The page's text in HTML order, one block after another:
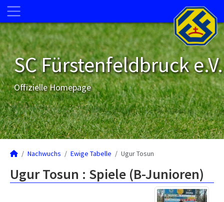
SC Fürstenfeldbruck e.V.
Offizielle Homepage
Nachwuchs Ewige Tabelle Ugur Tosun
Ugur Tosun : Spiele (B-Junioren)